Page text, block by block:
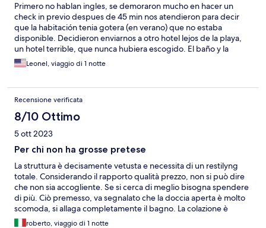
Primero no hablan ingles, se demoraron mucho en hacer un
check in previo despues de 45 min nos atendieron para decir
que la habitación tenia gotera (en verano) que no estaba
disponible. Decidieron enviarnos a otro hotel lejos de la playa,
un hotel terrible, que nunca hubiera escogido. El baño y la
ducha literalmente eran uno encima del otro. Y ellos se
arreglaron con el hotel el pago. Claramente no valia lo mismo.
Leonel, viaggio di 1 notte
Recensione verificata
8/10 Ottimo
5 ott 2023
Per chi non ha grosse pretese
La struttura è decisamente vetusta e necessita di un restilyng
totale. Considerando il rapporto qualità prezzo, non si può dire
che non sia accogliente. Se si cerca di meglio bisogna spendere
di più. Ciò premesso, va segnalato che la doccia aperta è molto
scomoda, si allaga completamente il bagno. La colazione è
abbondante e di discreta qualità; peccato che in sala vi fosse la
roberto, viaggio di 1 notte